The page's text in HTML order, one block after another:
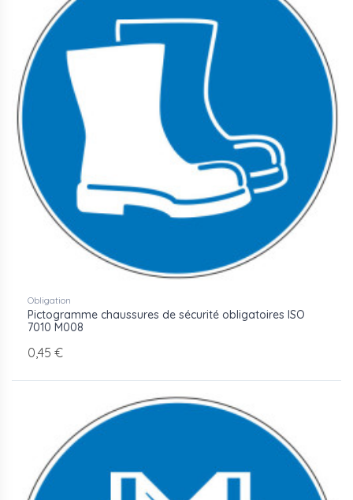
Obligation
Pictogramme chaussures de sécurité obligatoires ISO
7010 M008
0,45 €